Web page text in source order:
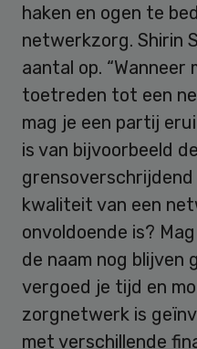
haken en ogen te
netwerkzorg. Shirin
aantal op. “Wanneer
toetreden tot een
mag je een partij
is van bijvoorbeeld
kwaliteit van een
onvoldoende is?
de naam nog blijven
vergoed je tijd en
zorgnetwerk is
met verschillende